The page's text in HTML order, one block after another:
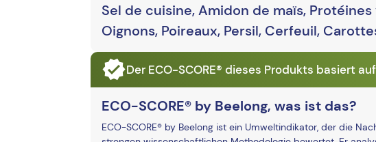
Sel de cuisine, Amidon de maïs,
Oignons, Poireaux, Persil, Cerfeuil,
Der ECO-SCORE® dieses Produkts basiert
ECO-SCORE® by Beelong, was ist das?
ECO-SCORE® by Beelong ist ein Umweltindikator, der die